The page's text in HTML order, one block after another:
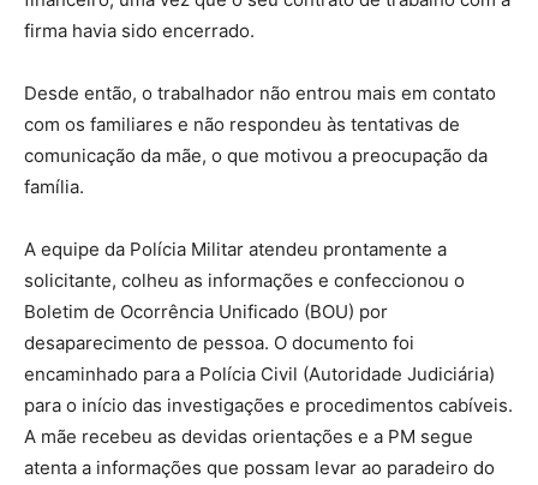
firma havia sido encerrado.
Desde então, o trabalhador não entrou mais em contato
com os familiares e não respondeu às tentativas de
comunicação da mãe, o que motivou a preocupação da
família.
A equipe da Polícia Militar atendeu prontamente a
solicitante, colheu as informações e confeccionou o
Boletim de Ocorrência Unificado (BOU) por
desaparecimento de pessoa. O documento foi
encaminhado para a Polícia Civil (Autoridade Judiciária)
para o início das investigações e procedimentos cabíveis.
A mãe recebeu as devidas orientações e a PM segue
atenta a informações que possam levar ao paradeiro do